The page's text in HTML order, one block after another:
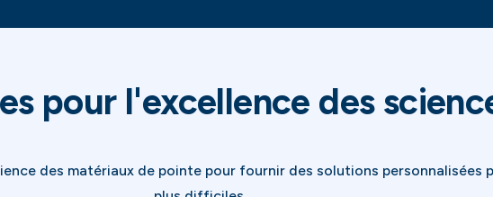
pour l'excellence des
des matériaux de pointe pour fournir des solutions personnalisées